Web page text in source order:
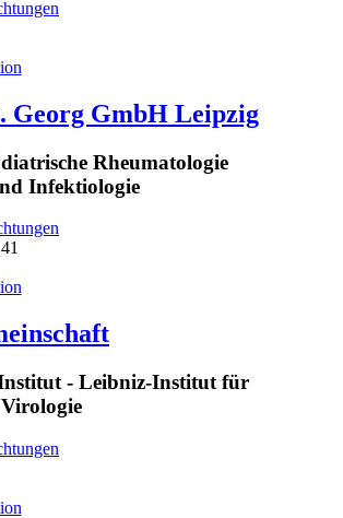
Georg GmbH Leipzig
Rheumatologie
Infektiologie
- Leibniz-Institut für